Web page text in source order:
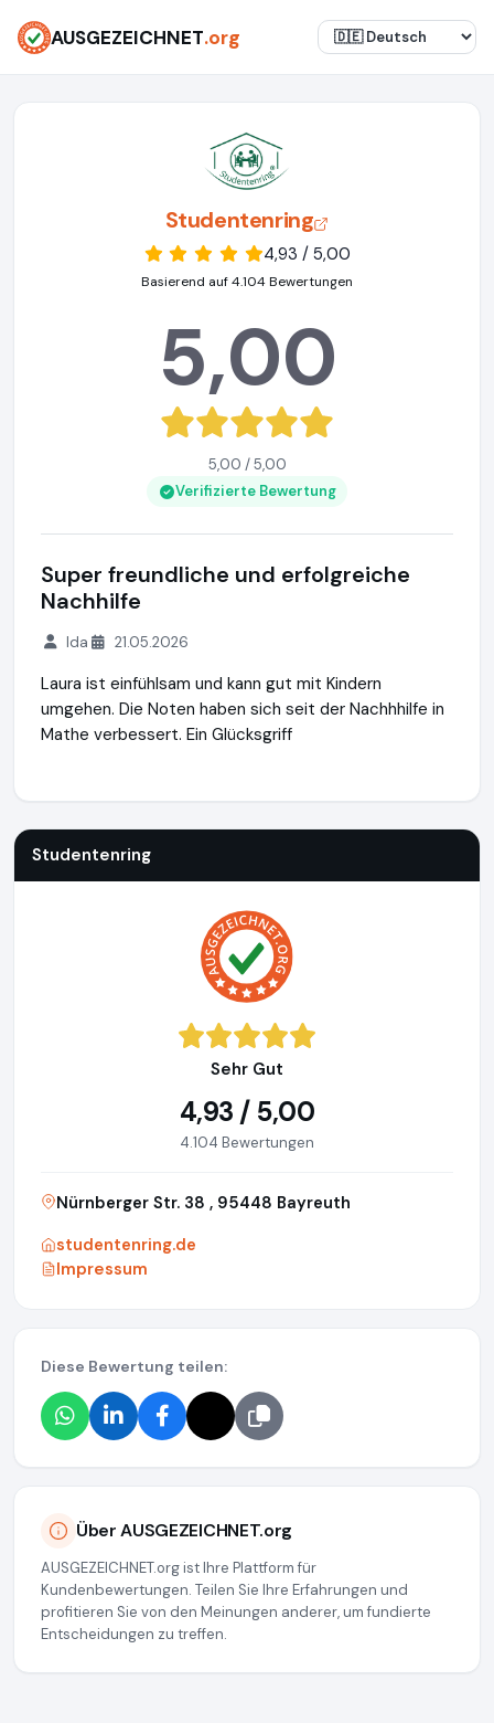
AUSGEZEICHNET.org
Studentenring
4,93 / 5,00
Basierend auf 4.104 Bewertungen
5,00
5,00 / 5,00
Verifizierte Bewertung
Super freundliche und erfolgreiche
Nachhilfe
Ida 21.05.2026
Laura ist einfühlsam und kann gut mit Kindern
umgehen. Die Noten haben sich seit der Nachhhilfe in
Mathe verbessert. Ein Glücksgriff
Studentenring
Sehr Gut
4,93 / 5,00
4.104 Bewertungen
Nürnberger Str. 38 , 95448 Bayreuth
studentenring.de
Impressum
Diese Bewertung teilen:
Über AUSGEZEICHNET.org
AUSGEZEICHNET.org ist Ihre Plattform für
Kundenbewertungen. Teilen Sie Ihre Erfahrungen und
profitieren Sie von den Meinungen anderer, um fundierte
Entscheidungen zu treffen.